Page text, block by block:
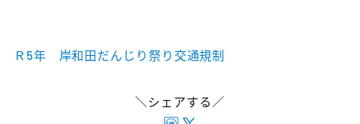
Ｒ5年 岸和田だんじり祭り交通規制
＼シェアする／